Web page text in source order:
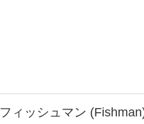
フィッシュマン